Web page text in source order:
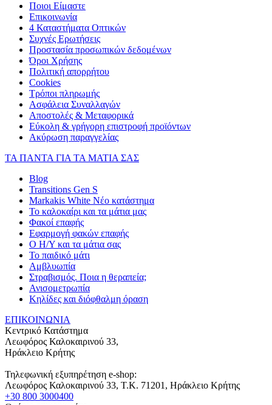
Ποιοι Είμαστε
Επικοινωνία
4 Καταστήματα Οπτικών
Συχνές Ερωτήσεις
Προστασία προσωπικών δεδομένων
Όροι Χρήσης
Πολιτική απορρήτου
Cookies
Τρόποι πληρωμής
Ασφάλεια Συναλλαγών
Αποστολές & Μεταφορικά
Εύκολη & γρήγορη επιστροφή προϊόντων
Ακύρωση παραγγελίας
ΤΑ ΠΑΝΤΑ ΓΙΑ ΤΑ ΜΑΤΙΑ ΣΑΣ
Blog
Transitions Gen S
Markakis White Νέο κατάστημα
Το καλοκαίρι και τα μάτια μας
Φακοί επαφής
Εφαρμογή φακών επαφής
Ο Η/Υ και τα μάτια σας
Το παιδικό μάτι
Αμβλυωπία
Στραβισμός. Ποια η θεραπεία;
Ανισομετρωπία
Κηλίδες και διόφθαλμη όραση
ΕΠΙΚΟΙΝΩΝΙΑ
Κεντρικό Κατάστημα
Λεωφόρος Καλοκαιρινού 33,
Ηράκλειο Κρήτης
Τηλεφωνική εξυπηρέτηση e-shop:
Λεωφόρος Καλοκαιρινού 33, T.K. 71201, Ηράκλειο Κρήτης
+30 800 3000400